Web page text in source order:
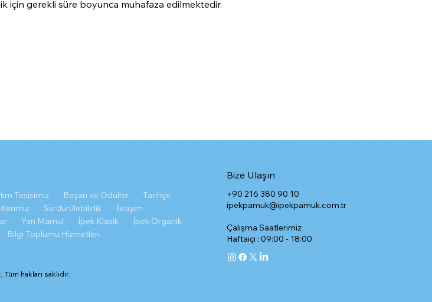
için gerekli süre boyunca muhafaza edilmektedir.
hakları saklıdır.
Bize Ulaşın
+90 216 380 90 10
ipekpamuk@ipekpamuk.com.tr
Çalışma Saatlerimiz
Haftaiçi : 09:00 - 18:00
Tesisimiz Başarı ve Ödüller
Tarihçe
Sürdürülebilirlik
İletişim
Yarı Mamul İpek Klasik
İpek Organik
Bilgi Toplumu Hizmetleri